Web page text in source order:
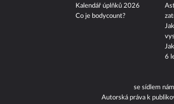
Kalendář úplňků 2026
Co je bodycount?
6
se sídlem
Autorská práva k